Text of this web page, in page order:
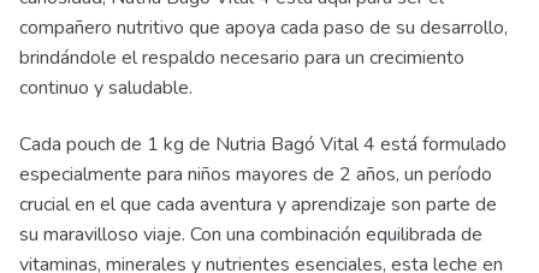
compañero nutritivo que apoya cada paso de su desarrollo,
brindándole el respaldo necesario para un crecimiento
continuo y saludable.
Cada pouch de 1 kg de Nutria Bagó Vital 4 está formulado
especialmente para niños mayores de 2 años, un período
crucial en el que cada aventura y aprendizaje son parte de
su maravilloso viaje. Con una combinación equilibrada de
vitaminas, minerales y nutrientes esenciales, esta leche en